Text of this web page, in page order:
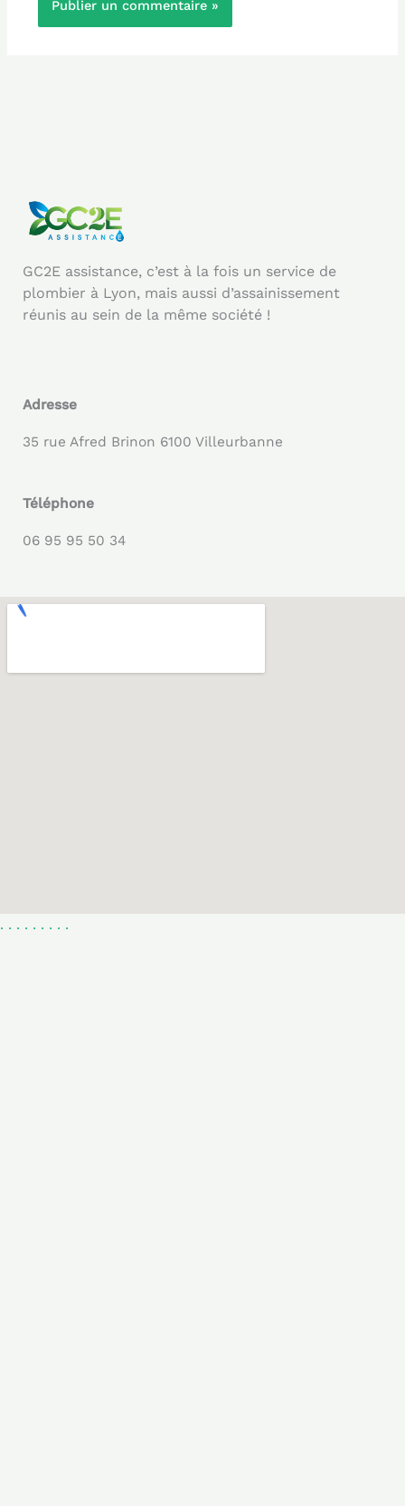
GC2E assistance, c’est à la fois un service de
plombier à Lyon, mais aussi d’assainissement
réunis au sein de la même société !
Adresse
35 rue Afred Brinon 6100 Villeurbanne
Téléphone
06 95 95 50 34
. . . . . . . . .